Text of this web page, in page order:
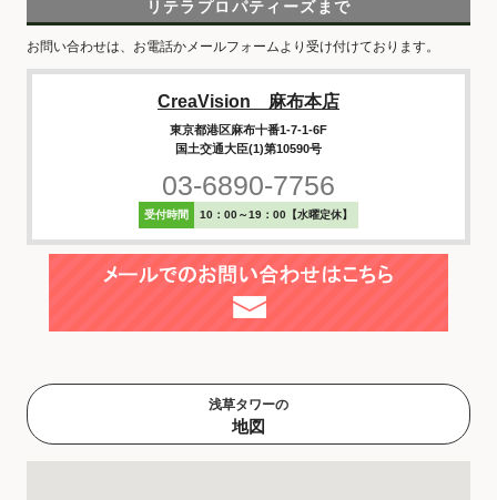
リテラプロパティーズまで
お問い合わせは、お電話かメールフォームより受け付けております。
CreaVision 麻布本店
東京都港区麻布十番1-7-1-6F
国土交通大臣(1)第10590号
03-6890-7756
受付時間 10：00～19：00【水曜定休】
浅草タワーの
地図